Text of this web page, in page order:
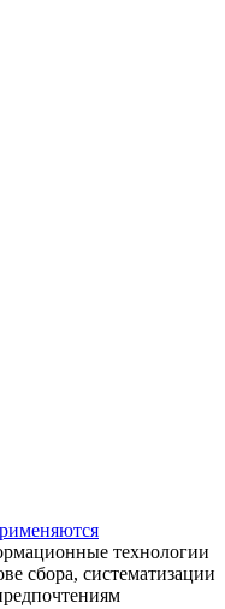
технологии
сбора, систематизации